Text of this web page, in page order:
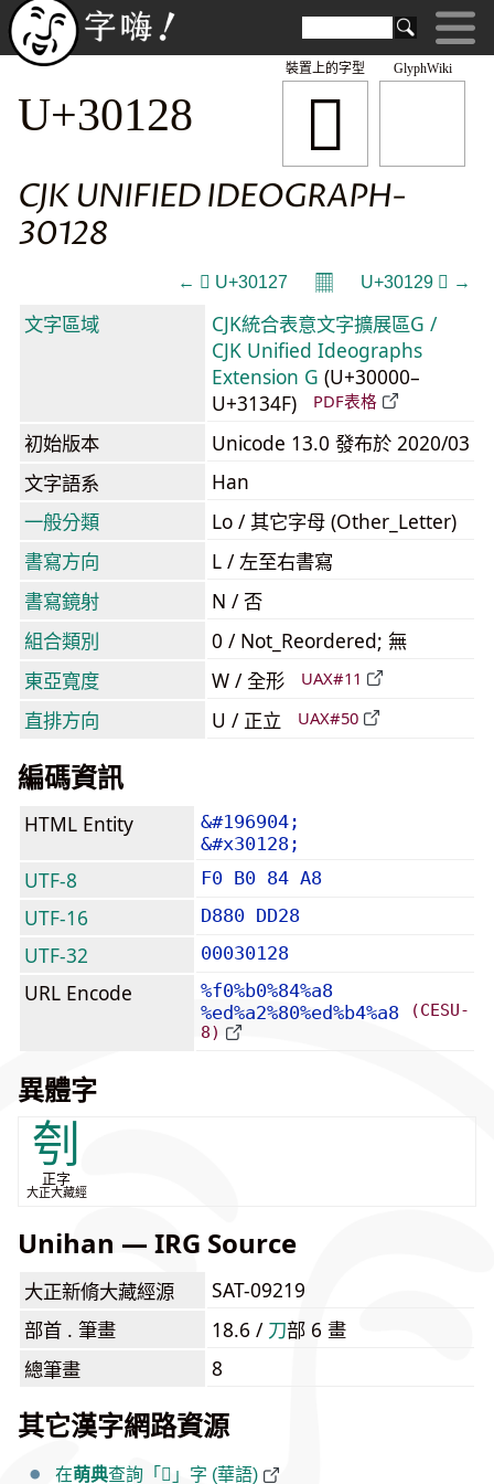
GlyphWiki
𰄨
裝置上的字型
U+30128
CJK UNIFIED IDEOGRAPH-
30128
← 𰄧 U+30127 𝄜 U+30129 𰄩 →
文字區域
CJK統合表意文字擴展區G /
CJK Unified Ideographs
Extension G (U+30000–
U+3134F)
PDF表格
初始版本
Unicode 13.0 發布於 2020/03
文字語系
Han
一般分類
Lo / 其它字母 (Other_Letter)
書寫方向
L / 左至右書寫
書寫鏡射
N / 否
組合類別
0 / Not_Reordered; 無
東亞寬度
W / 全形 UAX#11
直排方向 U / 正立 UAX#50
編碼資訊
HTML Entity
&#196904;
&#x30128;
UTF-8 F0 B0 84 A8
UTF-16 D880 DD28
UTF-32 00030128
URL Encode
%f0%b0%84%a8
%ed%a2%80%ed%b4%a8
(CESU-
8)
異體字
刳
正字
大正大藏經
Unihan — IRG Source
大正新脩大藏經源
SAT-09219
部首 . 筆畫
18.6 / ⼑部 6 畫
總筆畫
8
其它漢字網路資源
在萌典查詢「𰄨」字 (華語)